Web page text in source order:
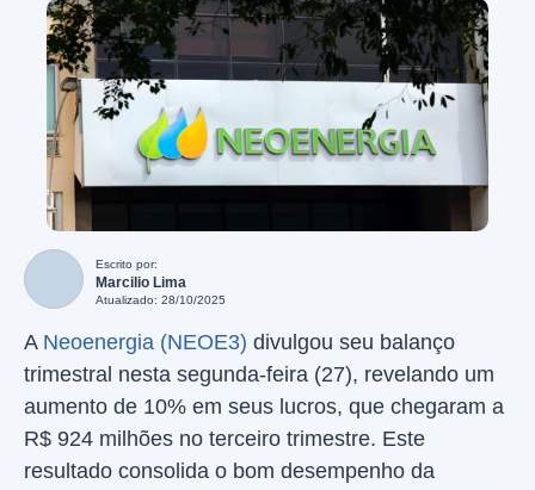
Escrito por:
Marcilio Lima
Atualizado: 28/10/2025
A Neoenergia (NEOE3) divulgou seu balanço
trimestral nesta segunda-feira (27), revelando um
aumento de 10% em seus lucros, que chegaram a
R$ 924 milhões no terceiro trimestre. Este
resultado consolida o bom desempenho da